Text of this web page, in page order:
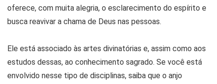
oferece, com muita alegria, o esclarecimento do espírito e
busca reavivar a chama de Deus nas pessoas.
Ele está associado às artes divinatórias e, assim como aos
estudos dessas, ao conhecimento sagrado. Se você está
envolvido nesse tipo de disciplinas, saiba que o anjo